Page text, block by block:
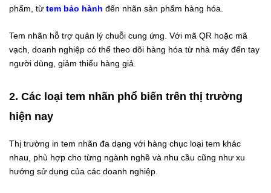
phẩm, từ tem bảo hành đến nhãn sản phẩm hàng hóa.
Tem nhãn hỗ trợ quản lý chuỗi cung ứng. Với mã QR hoặc mã
vạch, doanh nghiệp có thể theo dõi hàng hóa từ nhà máy đến tay
người dùng, giảm thiểu hàng giả.
2. Các loại tem nhãn phổ biến trên thị trường
hiện nay
Thị trường in tem nhãn đa dạng với hàng chục loại tem khác
nhau, phù hợp cho từng ngành nghề và nhu cầu cũng như xu
hướng sử dụng của các doanh nghiệp.